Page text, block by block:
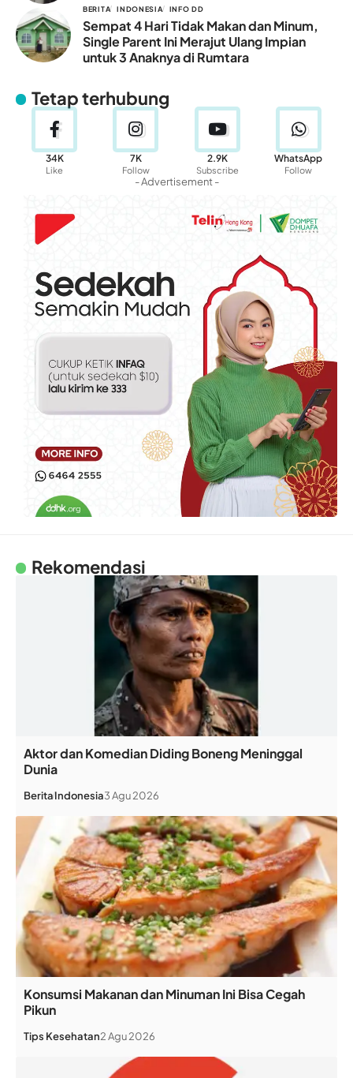
BERITA INDONESIA INFO DD
Sempat 4 Hari Tidak Makan dan Minum,
Single Parent Ini Merajut Ulang Impian
untuk 3 Anaknya di Rumtara
Tetap terhubung
34K
Like
7K
Follow
2.9K
Subscribe
WhatsApp
Follow
- Advertisement -
Rekomendasi
Aktor dan Komedian Diding Boneng Meninggal
Dunia
BeritaIndonesia3 Agu 2026
Konsumsi Makanan dan Minuman Ini Bisa Cegah
Pikun
Tips Kesehatan2 Agu 2026